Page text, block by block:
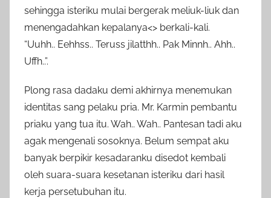
sehingga isteriku mulai bergerak meliuk-liuk dan
menengadahkan kepalanya<> berkali-kali.
“Uuhh.. Eehhss.. Teruss jilatthh.. Pak Minnh.. Ahh..
Uffh..”.
Plong rasa dadaku demi akhirnya menemukan
identitas sang pelaku pria. Mr. Karmin pembantu
priaku yang tua itu. Wah.. Wah.. Pantesan tadi aku
agak mengenali sosoknya. Belum sempat aku
banyak berpikir kesadaranku disedot kembali
oleh suara-suara kesetanan isteriku dari hasil
kerja persetubuhan itu.